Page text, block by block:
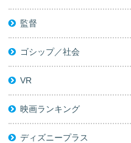
監督
ゴシップ／社会
VR
映画ランキング
ディズニープラス